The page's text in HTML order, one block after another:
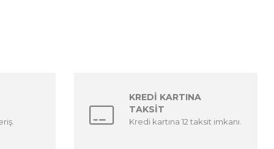
KREDİ KARTINA
TAKSİT
Kredi kartına 12 taksit imkanı.